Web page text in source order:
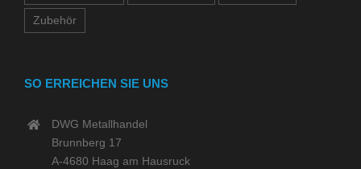
Zubehör
SO ERREICHEN SIE UNS
DWG Metallhandel
Brunnberg 17
A-4680 Haag am Hausruck